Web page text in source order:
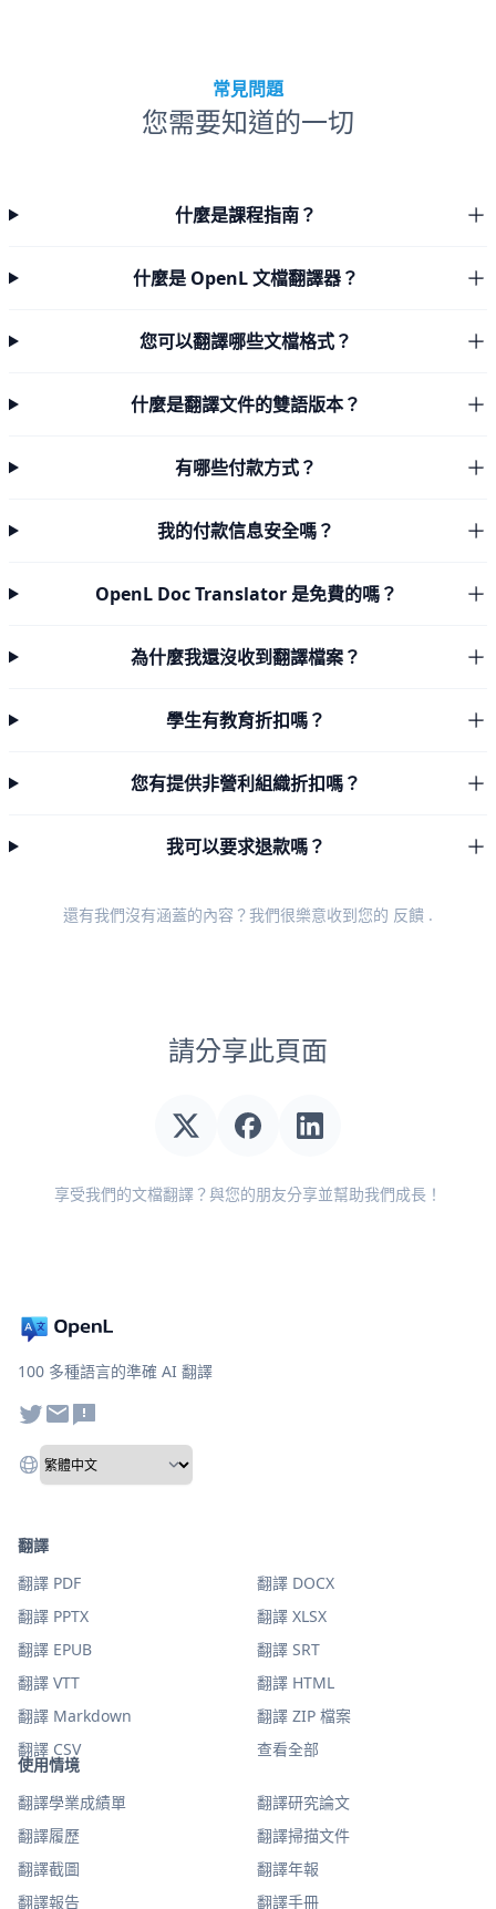
常見問題
您需要知道的一切
什麼是課程指南？
什麼是 OpenL 文檔翻譯器？
您可以翻譯哪些文檔格式？
什麼是翻譯文件的雙語版本？
有哪些付款方式？
我的付款信息安全嗎？
OpenL Doc Translator 是免費的嗎？
為什麼我還沒收到翻譯檔案？
學生有教育折扣嗎？
您有提供非營利組織折扣嗎？
我可以要求退款嗎？
還有我們沒有涵蓋的內容？我們很樂意收到您的 反饋 .
請分享此頁面
享受我們的文檔翻譯？與您的朋友分享並幫助我們成長！
100 多種語言的準確 AI 翻譯
使用情境
翻譯學業成績單
翻譯研究論文
翻譯履歷
翻譯掃描文件
翻譯截圖
翻譯年報
翻譯報告
翻譯手冊
翻譯
翻譯 PDF
翻譯 DOCX
翻譯 PPTX
翻譯 XLSX
翻譯 EPUB
翻譯 SRT
翻譯 VTT
翻譯 HTML
翻譯 Markdown
翻譯 ZIP 檔案
翻譯 CSV
查看全部